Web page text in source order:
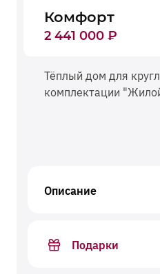
Комфорт
2 441 000 ₽
Тёплый дом для
комплектации
Описание
Подарки